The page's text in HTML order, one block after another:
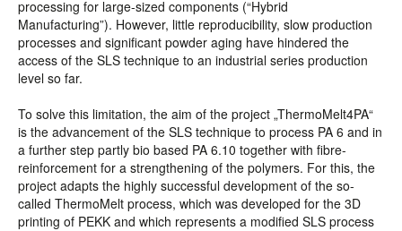
processing for large-sized components (“Hybrid
Manufacturing”). However, little reproducibility, slow production
processes and significant powder aging have hindered the
access of the SLS technique to an industrial series production
level so far.
To solve this limitation, the aim of the project „ThermoMelt4PA“
is the advancement of the SLS technique to process PA 6 and in
a further step partly bio based PA 6.10 together with fibre-
reinforcement for a strengthening of the polymers. For this, the
project adapts the highly successful development of the so-
called ThermoMelt process, which was developed for the 3D
printing of PEKK and which represents a modified SLS process